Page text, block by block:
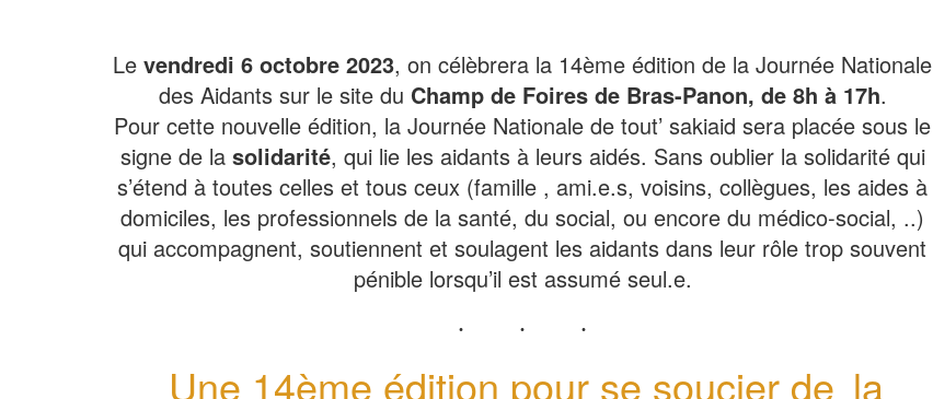
Le vendredi 6 octobre 2023, on célèbrera la 14ème édition de la Journée Nationale
des Aidants sur le site du Champ de Foires de Bras-Panon, de 8h à 17h.
Pour cette nouvelle édition, la Journée Nationale de tout’ sakiaid sera placée sous le
signe de la solidarité, qui lie les aidants à leurs aidés. Sans oublier la solidarité qui
s’étend à toutes celles et tous ceux (famille , ami.e.s, voisins, collègues, les aides à
domiciles, les professionnels de la santé, du social, ou encore du médico-social, ..)
qui accompagnent, soutiennent et soulagent les aidants dans leur rôle trop souvent
pénible lorsqu’il est assumé seul.e.
Une 14ème édition pour se soucier de la